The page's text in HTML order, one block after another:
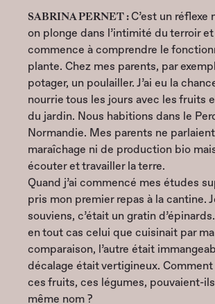
SABRINA PERNET :C’est un réflexe
on plonge dans l’intimité du terroir et
commence à comprendre le
plante. Chez mes parents, par
potager, un poulailler. J’ai eu la
nourrie tous les jours avec les fruits
du jardin. Nous habitions dans le
Normandie. Mes parents ne
maraîchage ni de production bio
écouter et travailler la terre.
Quand j’ai commencé mes études
pris mon premier repas à la cantine.
souviens, c’était un gratin d’épinards.
en tout cas celui que cuisinait par
comparaison, l’autre était
décalage était vertigineux.
ces fruits, ces légumes, pouvaient-
même nom ?